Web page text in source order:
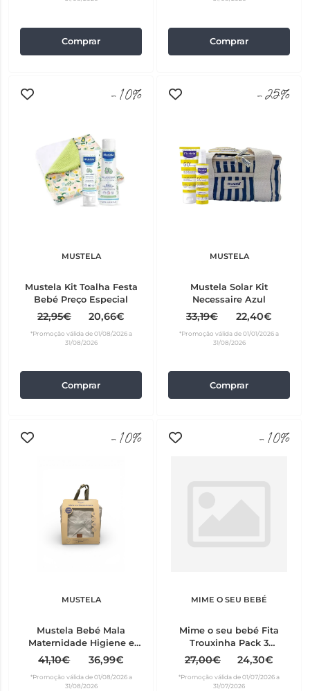
Comprar Comprar
-10%
MUSTELA
Mustela Kit Toalha Festa
Bebé Preço Especial
22,95€ 20,66€
*Promoção válida de 01/08/2026 a
31/08/2026
Comprar
-25%
MUSTELA
Mustela Solar Kit
Necessaire Azul
33,19€ 22,40€
*Promoção válida de 01/01/2026 a
31/08/2026
Comprar
-10%
MUSTELA
Mustela Bebé Mala
Maternidade Higiene e
Cuidado Taupe Edição
Limitada
41,10€ 36,99€
*Promoção válida de 01/08/2026 a
31/08/2026
-10%
MIME O SEU BEBÉ
Mime o seu bebé Fita
Trouxinha Pack 3
Unidades Cinza
27,00€ 24,30€
*Promoção válida de 01/07/2026 a
31/07/2026